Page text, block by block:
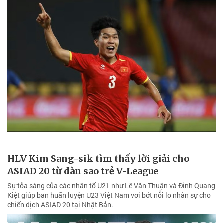
HLV Kim Sang-sik tìm thấy lời giải cho
ASIAD 20 từ dàn sao trẻ V-League
Sự tỏa sáng của các nhân tố U21 như Lê Văn Thuận và Đinh Quang
Kiệt giúp ban huấn luyện U23 Việt Nam vơi bớt nỗi lo nhân sự cho
chiến dịch ASIAD 20 tại Nhật Bản.